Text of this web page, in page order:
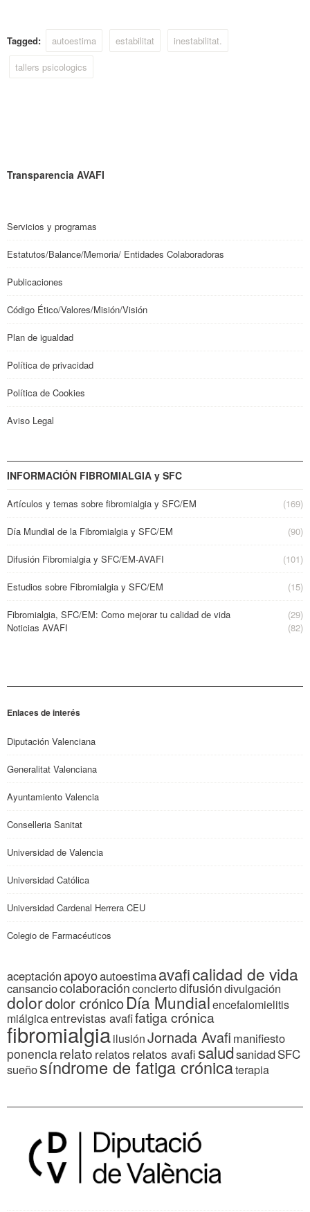
Tagged: autoestima estabilitat
inestabilitat.
tallers psicologics
Transparencia AVAFI
Servicios y programas
Estatutos/Balance/Memoria/ Entidades Colaboradoras
Publicaciones
Código Ético/Valores/Misión/Visión
Plan de igualdad
Política de privacidad
Política de Cookies
Aviso Legal
INFORMACIÓN FIBROMIALGIA y SFC
Artículos y temas sobre fibromialgia y SFC/EM (169)
Día Mundial de la Fibromialgia y SFC/EM (90)
Difusión Fibromialgia y SFC/EM-AVAFI (101)
Estudios sobre Fibromialgia y SFC/EM (15)
Fibromialgia, SFC/EM: Como mejorar tu calidad de vida
(29)
Noticias AVAFI
(82)
Enlaces de interés
Diputación Valenciana
Generalitat Valenciana
Ayuntamiento Valencia
Conselleria Sanitat
Universidad de Valencia
Universidad Católica
Universidad Cardenal Herrera CEU
Colegio de Farmacéuticos
aceptaciónapoyoautoestimaavaficalidad de vida
cansanciocolaboraciónconciertodifusióndivulgación
dolordolor crónicoDía Mundialencefalomielitis
miálgicaentrevistas avafifatiga crónica
fibromialgiailusiónJornada Avafi manifiesto
ponenciarelato relatos relatos avafisaludsanidadSFC
sueñosíndrome de fatiga crónicaterapia